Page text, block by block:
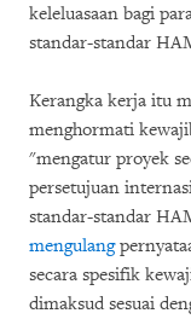
keleluasaan bagi
standar-standar
Kerangka kerja itu
menghormati
"mengatur proyek
persetujuan
standar-standar
mengulang
secara spesifik
dimaksud sesuai